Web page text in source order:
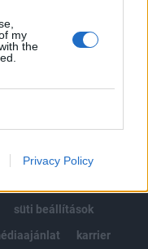
my
the
Privacy Policy
süti beállítások
karrier